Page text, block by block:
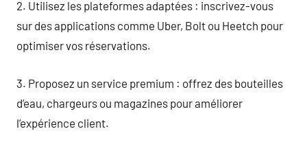
2. Utilisez les plateformes adaptées : inscrivez-vous
sur des applications comme Uber, Bolt ou Heetch pour
optimiser vos réservations.
3. Proposez un service premium : offrez des bouteilles
d’eau, chargeurs ou magazines pour améliorer
l’expérience client.